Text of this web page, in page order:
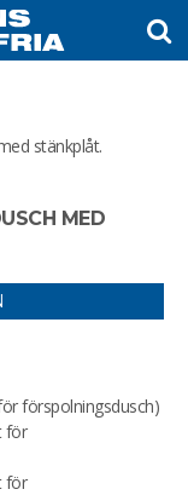
MED
förspolningsdusch)
för
för